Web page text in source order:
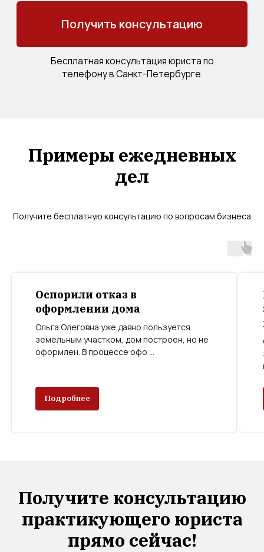
Примеры ежедневных
дел
Получите бесплатную консультацию по вопросам бизнеса
Оспорили отказ в
оформлении дома
Ольга Олеговна уже давно пользуется
земельным участком, дом построен, но не
оформлен. В процессе офо ...
Подробнее
Получите консультацию
практикующего юриста
прямо сейчас!